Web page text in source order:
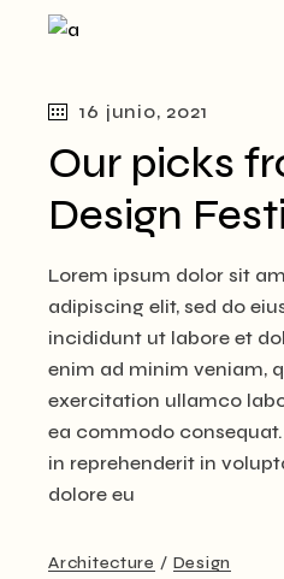
16 junio, 2021
Our picks
Design
Lorem ipsum dolor sit
adipiscing elit, sed do
incididunt ut labore et
enim ad minim veniam,
exercitation ullamco
ea commodo
in reprehenderit in
dolore eu
Architecture Design